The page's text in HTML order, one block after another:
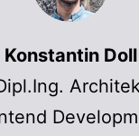
Konstantin Doll